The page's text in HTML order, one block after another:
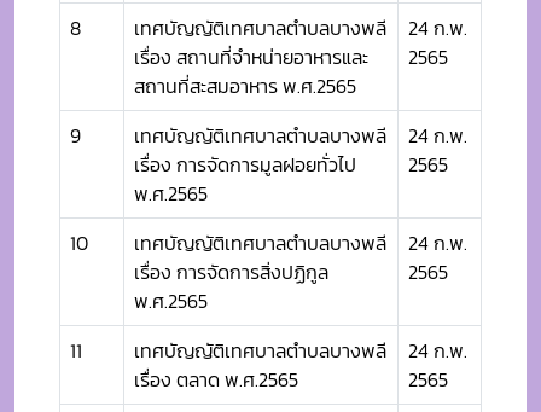
8
เทศบัญญัติเทศบาลตำบลบางพลี
เรื่อง สถานที่จำหน่ายอาหารและ
สถานที่สะสมอาหาร พ.ศ.2565
24 ก.พ.
2565
9
เทศบัญญัติเทศบาลตำบลบางพลี
เรื่อง การจัดการมูลฝอยทั่วไป
พ.ศ.2565
24 ก.พ.
2565
10
เทศบัญญัติเทศบาลตำบลบางพลี
เรื่อง การจัดการสิ่งปฏิกูล
พ.ศ.2565
24 ก.พ.
2565
11
เทศบัญญัติเทศบาลตำบลบางพลี
เรื่อง ตลาด พ.ศ.2565
24 ก.พ.
2565